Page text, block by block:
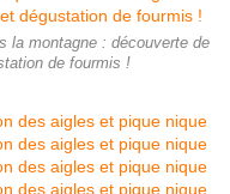
la montagne : découverte de
de fourmis !